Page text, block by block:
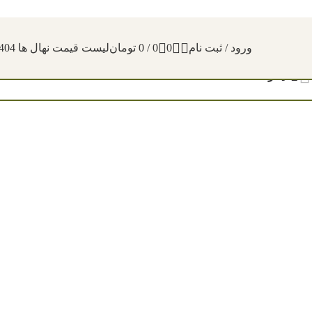
ورود / ثبت نام 0
0
/
0 تومانلیست قیمت نهال ها 1404